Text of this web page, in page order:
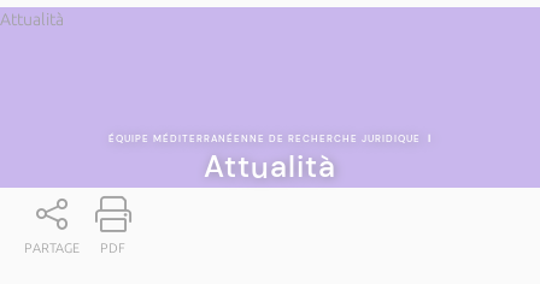
Attualità
ÉQUIPE MÉDITERRANÉENNE DE RECHERCHE JURIDIQUE |
Attualità
PARTAGE PDF